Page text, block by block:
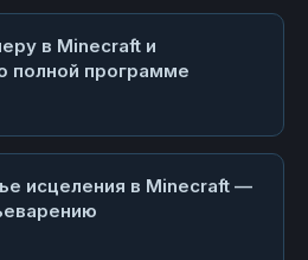
в Minecraft и
полной программе
исцеления в Minecraft —